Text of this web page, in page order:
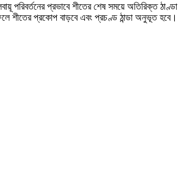
পরিবর্তনের প্রভাবে শীতের শেষ সময়ে অতিরিক্ত ঠাণ্ডা
শীতের প্রকোপ বাড়বে এবং প্রচণ্ড ঠান্ডা অনুভূত হবে।